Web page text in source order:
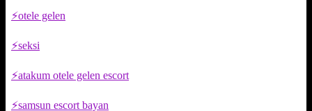
otele gelen
seksi
atakum otele gelen escort
samsun escort bayan